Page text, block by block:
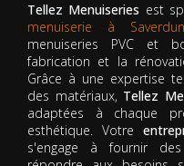
Tellez Menuiseries est
menuiserie à Saverdun
menuiseries PVC et
fabrication et la
Grâce à une expertise
des matériaux, Tellez
adaptées à chaque
esthétique. Votre
s'engage à fournir